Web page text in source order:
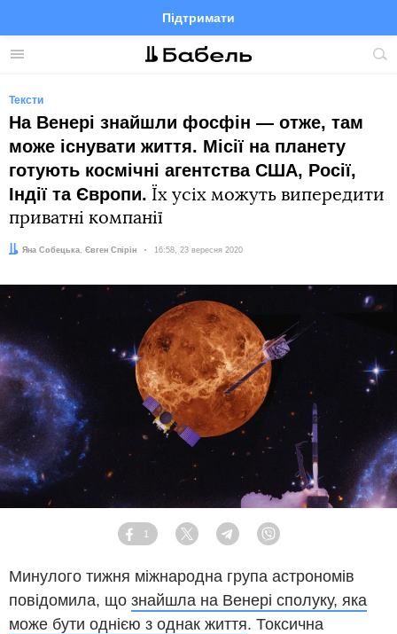
Меню
Підтримати
FacebookTelegramTwitter
Тексти
На Венері знайшли фосфін — отже, там
може існувати життя. Місії на планету
готують космічні агентства США, Росії,
Індії та Європи. Їх усіх можуть випередити
приватні компанії
Автор:
Яна Собецька
Редактор: Євген Спірін Дата:
16:58, 23 вересня 2020
Facebook
1
Twitter TelegramViber
Минулого тижня міжнародна група астрономів
повідомила, що знайшла на Венері сполуку, яка
може бути однією з однак життя. Токсична